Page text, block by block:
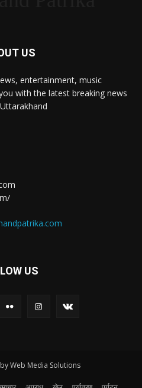
US
entertainment, music
with the latest breaking news
US
Web Media Solutions